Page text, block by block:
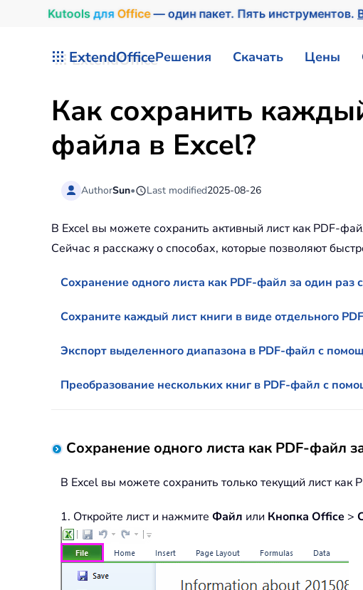
Kutools для Office— один пакет. Пять инструментов.
ExtendOfficeРешения Скачать Цены
Как сохранить
файла в Excel?
AuthorSun• Last modified2025-08-26
В Excel вы можете сохранить активный лист как PDF-
Сейчас я расскажу о способах, которые позволяют
Сохранение одного листа как PDF-файл за один
Сохраните каждый лист книги в виде отдельного
Экспорт выделенного диапазона в PDF-файл с
Преобразование нескольких книг в PDF-файл с
Сохранение одного листа как PDF-файл
В Excel вы можете сохранить только текущий лист
1. Откройте лист и нажмите Файл или Кнопка Office >